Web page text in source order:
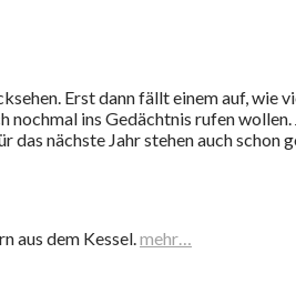
Erst dann fällt einem auf, wie
ins Gedächtnis rufen
nächste Jahr stehen auch
aus dem Kessel.mehr…